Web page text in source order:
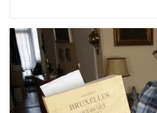
Leer uw Brusselse voorouder